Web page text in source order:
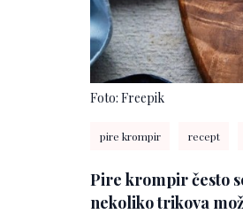
Foto: Freepik
pire krompir recept
Pire krompir često
nekoliko trikova